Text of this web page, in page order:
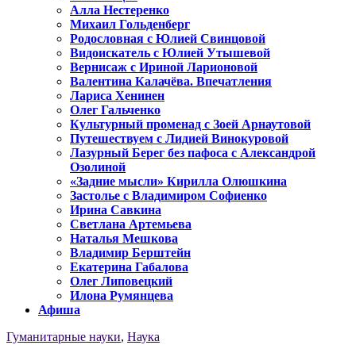
Алла Нестеренко
Михаил Гольденберг
Родословная с Юлией Свинцовой
Видоискатель с Юлией Утышевой
Вернисаж с Ириной Ларионовой
Валентина Калачёва. Впечатления
Лариса Хенинен
Олег Гальченко
Культурный променад с Зоей Арнаутовой
Путешествуем с Лидией Винокуровой
Лазурный Берег без пафоса с Александрой
Озолиной
«Задние мысли» Кирилла Олюшкина
Застолье с Владимиром Софиенко
Ирина Савкина
Светлана Артемьева
Наталья Мешкова
Владимир Берштейн
Екатерина Габалова
Олег Липовецкий
Илона Румянцева
Афиша
Гуманитарные науки, Наука